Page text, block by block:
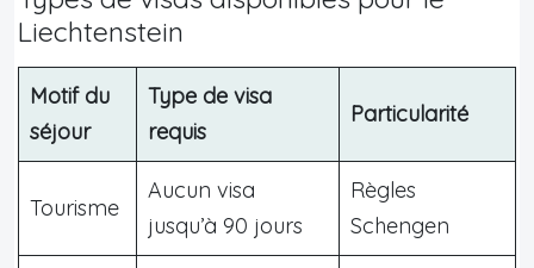
Liechtenstein
Motif du
séjour
Type de visa
requis
Particularité
Tourisme
Aucun visa
jusqu’à 90 jours
Règles
Schengen